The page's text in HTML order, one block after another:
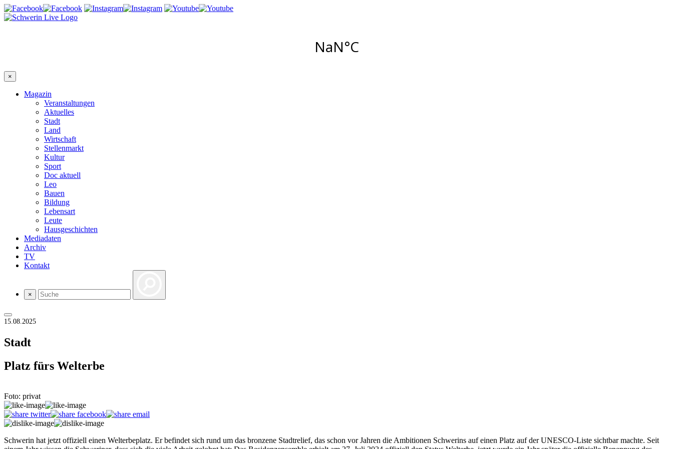
×
Magazin
Veranstaltungen
Aktuelles
Stadt
Land
Wirtschaft
Stellenmarkt
Kultur
Sport
Doc aktuell
Leo
Bauen
Bildung
Lebensart
Leute
Hausgeschichten
Mediadaten
Archiv
TV
Kontakt
×
15.08.2025
Stadt
Platz fürs Welterbe
Foto: privat
Schwerin hat jetzt offiziell einen Welterbeplatz. Er befindet sich rund um das bronzene Stadtrelief, das schon vor Jahren die Ambitionen Schwerins auf einen Platz auf der UNESCO-Liste sichtbar machte. Seit